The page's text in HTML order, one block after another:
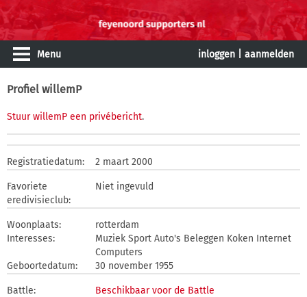
Menu inloggen aanmelden
Profiel willemP
Stuur willemP een privébericht.
Registratiedatum: 2 maart 2000
Favoriete
eredivisieclub:
Niet ingevuld
Woonplaats:
rotterdam
Interesses:
Muziek Sport Auto's Beleggen Koken Internet
Computers
Geboortedatum:
30 november 1955
Battle: Beschikbaar voor de Battle